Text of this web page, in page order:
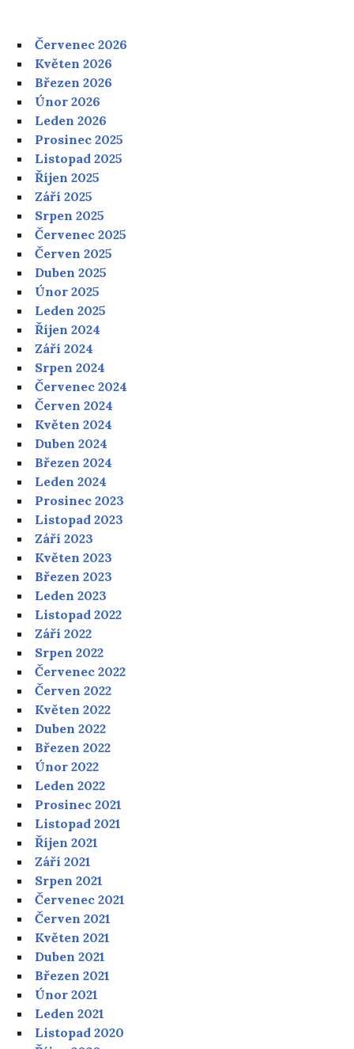
Červenec 2026
Květen 2026
Březen 2026
Únor 2026
Leden 2026
Prosinec 2025
Listopad 2025
Říjen 2025
Září 2025
Srpen 2025
Červenec 2025
Červen 2025
Duben 2025
Únor 2025
Leden 2025
Říjen 2024
Září 2024
Srpen 2024
Červenec 2024
Červen 2024
Květen 2024
Duben 2024
Březen 2024
Leden 2024
Prosinec 2023
Listopad 2023
Září 2023
Květen 2023
Březen 2023
Leden 2023
Listopad 2022
Září 2022
Srpen 2022
Červenec 2022
Červen 2022
Květen 2022
Duben 2022
Březen 2022
Únor 2022
Leden 2022
Prosinec 2021
Listopad 2021
Říjen 2021
Září 2021
Srpen 2021
Červenec 2021
Červen 2021
Květen 2021
Duben 2021
Březen 2021
Únor 2021
Leden 2021
Listopad 2020